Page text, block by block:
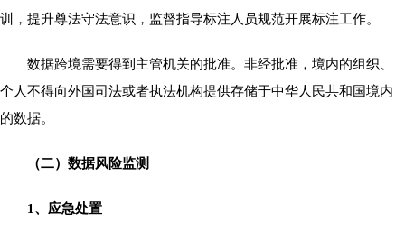
训，提升尊法守法意识，监督指导标注人员规范开展标注工作。
数据跨境需要得到主管机关的批准。非经批准，境内的组织、
个人不得向外国司法或者执法机构提供存储于中华人民共和国境内
的数据。
（二）数据风险监测
1、应急处置